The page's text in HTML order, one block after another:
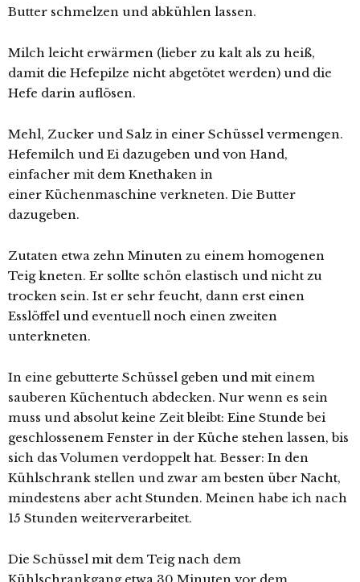
Butter schmelzen und abkühlen lassen.
Milch leicht erwärmen (lieber zu kalt als zu heiß,
damit die Hefepilze nicht abgetötet werden) und die
Hefe darin auflösen.
Mehl, Zucker und Salz in einer Schüssel vermengen.
Hefemilch und Ei dazugeben und von Hand,
einfacher mit dem Knethaken in
einer Küchenmaschine verkneten. Die Butter
dazugeben.
Zutaten etwa zehn Minuten zu einem homogenen
Teig kneten. Er sollte schön elastisch und nicht zu
trocken sein. Ist er sehr feucht, dann erst einen
Esslöffel und eventuell noch einen zweiten
unterkneten.
In eine gebutterte Schüssel geben und mit einem
sauberen Küchentuch abdecken. Nur wenn es sein
muss und absolut keine Zeit bleibt: Eine Stunde bei
geschlossenem Fenster in der Küche stehen lassen, bis
sich das Volumen verdoppelt hat. Besser: In den
Kühlschrank stellen und zwar am besten über Nacht,
mindestens aber acht Stunden. Meinen habe ich nach
15 Stunden weiterverarbeitet.
Die Schüssel mit dem Teig nach dem